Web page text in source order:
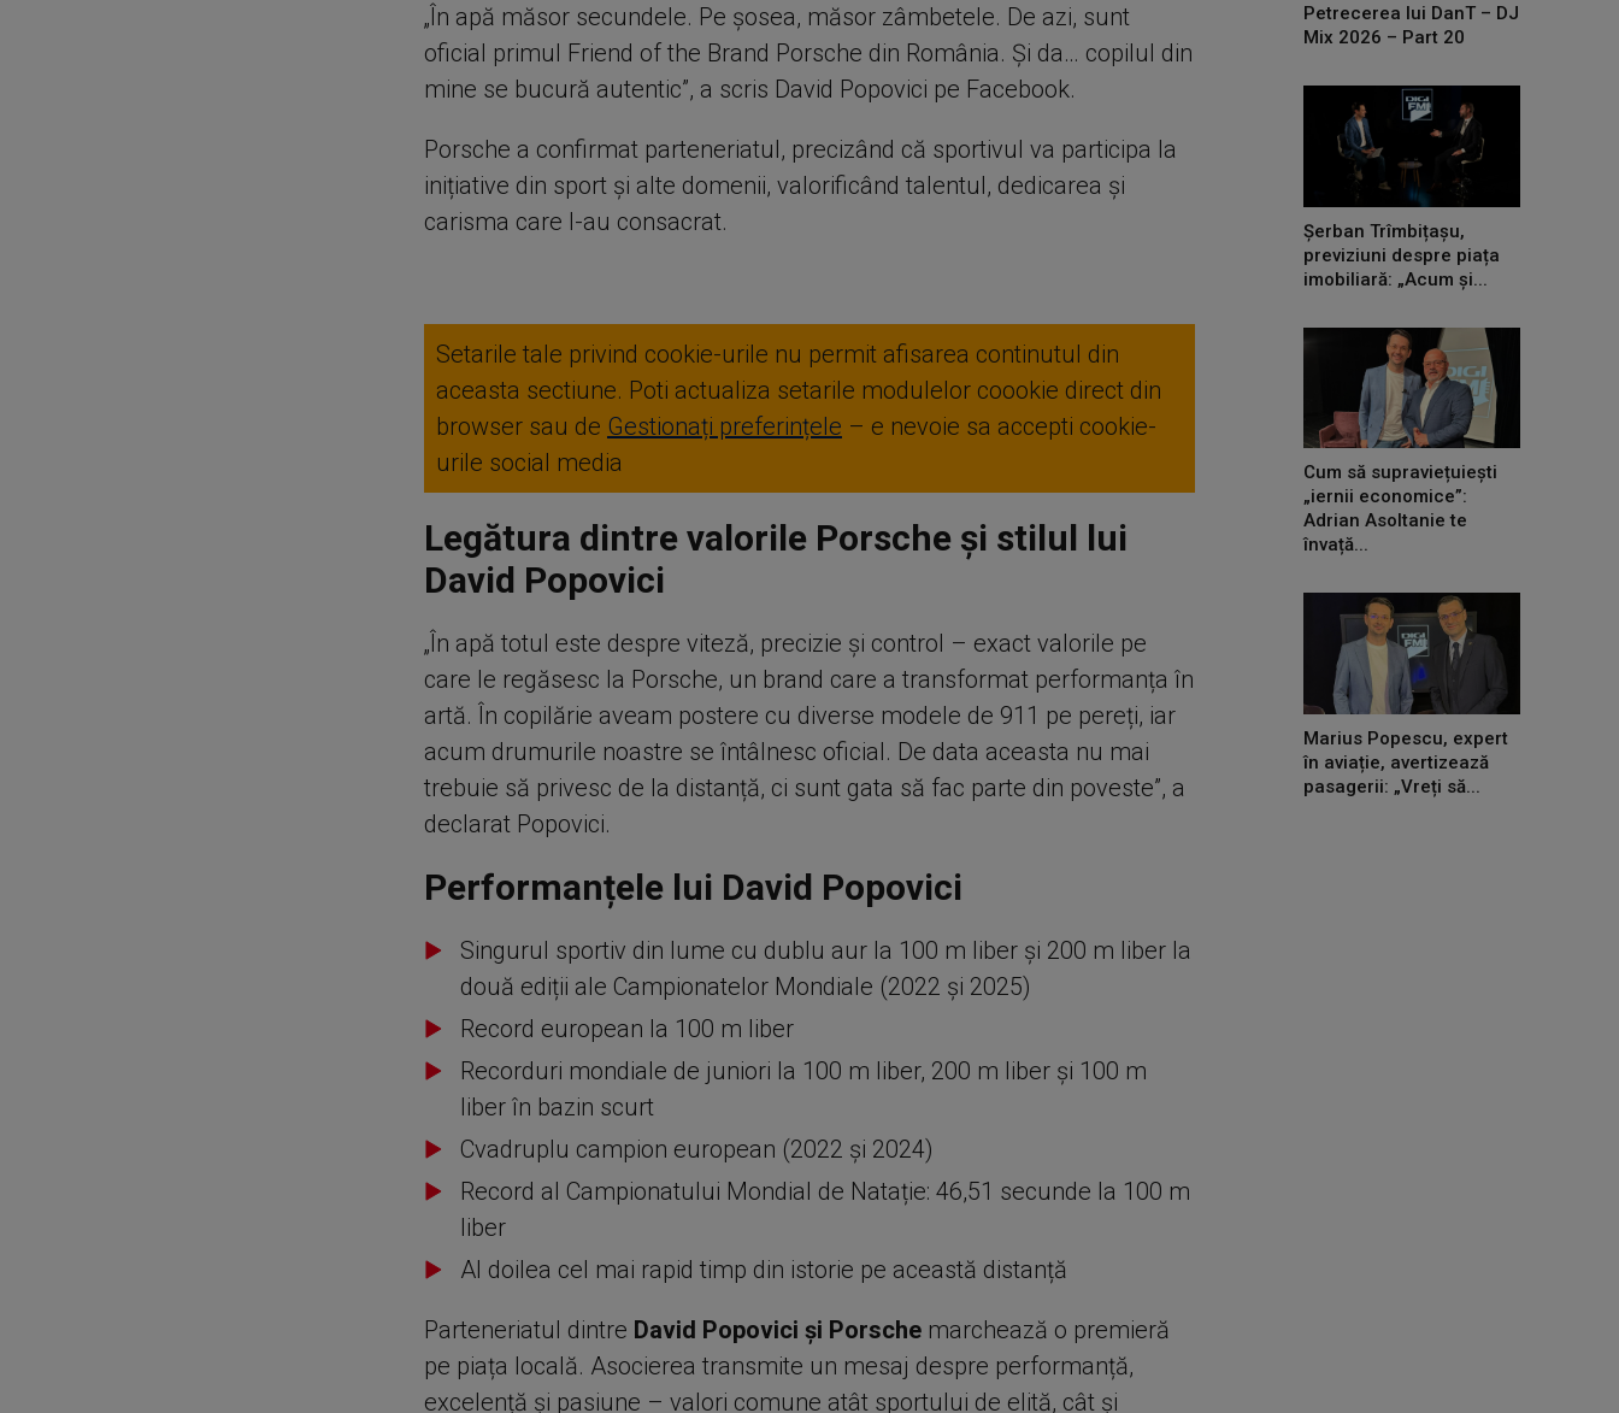
„În apă măsor secundele. Pe șosea, măsor zâmbetele. De azi, sunt
oficial primul Friend of the Brand Porsche din România. Și da… copilul din
mine se bucură autentic”, a scris David Popovici pe Facebook.
Porsche a confirmat parteneriatul, precizând că sportivul va participa la
inițiative din sport și alte domenii, valorificând talentul, dedicarea și
carisma care l-au consacrat.
Setarile tale privind cookie-urile nu permit afisarea continutul din
aceasta sectiune. Poti actualiza setarile modulelor coookie direct din
browser sau de Gestionați preferințele – e nevoie sa accepti cookie-
urile social media
Legătura dintre valorile Porsche și stilul lui
David Popovici
„În apă totul este despre viteză, precizie și control – exact valorile pe
care le regăsesc la Porsche, un brand care a transformat performanța în
artă. În copilărie aveam postere cu diverse modele de 911 pe pereți, iar
acum drumurile noastre se întâlnesc oficial. De data aceasta nu mai
trebuie să privesc de la distanță, ci sunt gata să fac parte din poveste”, a
declarat Popovici.
Performanțele lui David Popovici
Singurul sportiv din lume cu dublu aur la 100 m liber și 200 m liber la
două ediții ale Campionatelor Mondiale (2022 și 2025)
Record european la 100 m liber
Recorduri mondiale de juniori la 100 m liber, 200 m liber și 100 m
liber în bazin scurt
Cvadruplu campion european (2022 și 2024)
Record al Campionatului Mondial de Natație: 46,51 secunde la 100 m
liber
Al doilea cel mai rapid timp din istorie pe această distanță
Parteneriatul dintre David Popovici și Porschemarchează o premieră
pe piața locală. Asocierea transmite un mesaj despre performanță,
excelență și pasiune – valori comune atât sportului de elită, cât și
Petrecerea lui DanT – DJ
Mix 2026 – Part 20
Șerban Trîmbițașu,
previziuni despre piața
imobiliară: „Acum și...
Cum să supraviețuiești
„iernii economice”:
Adrian Asoltanie te
învață...
Marius Popescu, expert
în aviație, avertizează
pasagerii: „Vreți să...